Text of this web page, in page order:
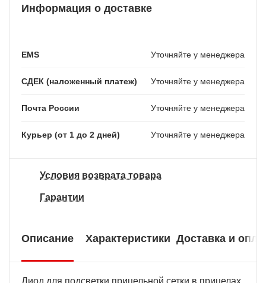
Информация о доставке
EMS Уточняйте у менеджера
СДЕК (наложенный платеж) Уточняйте у менеджера
Почта России Уточняйте у менеджера
Курьер (от 1 до 2 дней) Уточняйте у менеджера
Условия возврата товара
Гарантии
Описание Характеристики Доставка и